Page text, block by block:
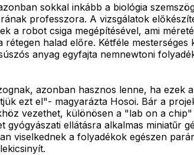
sokkal inkább a biológia
professzora. A vizsgálatok
a robot csiga megépítésével, ami
halad előre. Kétféle
anyag egyfajta nemnewtoni
azonban hasznos lenne, ha ezek
ezt el"- magyarázta Hosoi. Bár a
vezethet, különösen a "lab on a
ellátásra alkalmas miniatűr
viselkednek a folyadékok egészen